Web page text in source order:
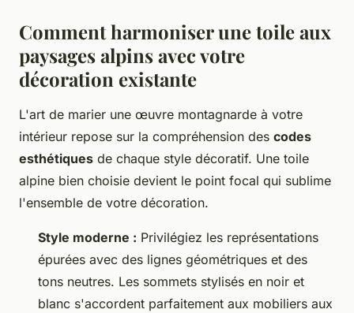
Comment harmoniser une toile aux
paysages alpins avec votre
décoration existante
L'art de marier une œuvre montagnarde à votre
intérieur repose sur la compréhension des codes
esthétiques de chaque style décoratif. Une toile
alpine bien choisie devient le point focal qui sublime
l'ensemble de votre décoration.
Style moderne : Privilégiez les représentations
épurées avec des lignes géométriques et des
tons neutres. Les sommets stylisés en noir et
blanc s'accordent parfaitement aux mobiliers aux